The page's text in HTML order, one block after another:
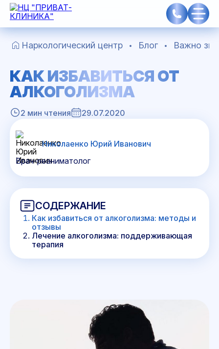
Наркологический центр Блог Важно
КАК ИЗБАВИТЬСЯ ОТ
АЛКОГОЛИЗМА
2 мин чтения 29.07.2020
Николаенко Юрий Иванович
Врач-реаниматолог
СОДЕРЖАНИЕ
Как избавиться от алкоголизма: методы и
отзывы
Лечение алкоголизма: поддерживающая
терапия